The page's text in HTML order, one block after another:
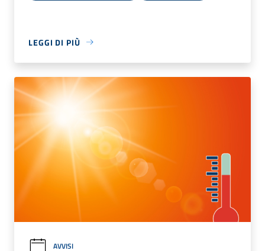
LEGGI DI PIÙ
AVVISI